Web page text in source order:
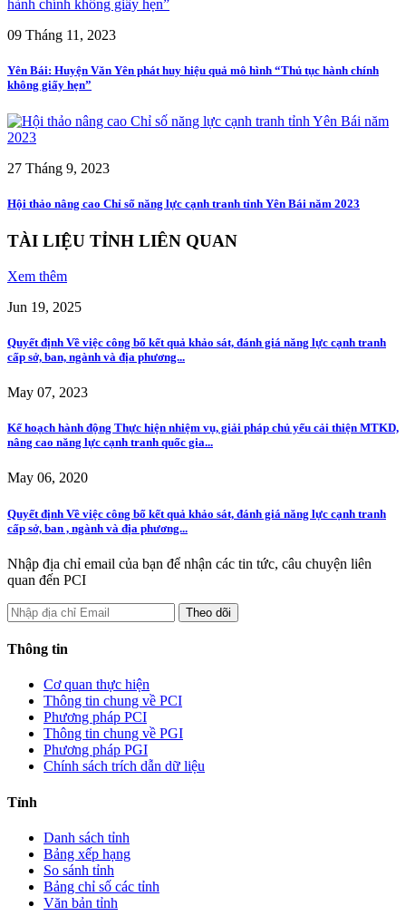
09 Tháng 11, 2023
Yên Bái: Huyện Văn Yên phát huy hiệu quả mô hình “Thủ tục hành chính
không giấy hẹn”
27 Tháng 9, 2023
Hội thảo nâng cao Chỉ số năng lực cạnh tranh tỉnh Yên Bái năm 2023
TÀI LIỆU TỈNH LIÊN QUAN
Xem thêm
Jun 19, 2025
Quyết định Về việc công bố kết quả khảo sát, đánh giá năng lực cạnh tranh
cấp sở, ban, ngành và địa phương...
May 07, 2023
Kế hoạch hành động Thực hiện nhiệm vụ, giải pháp chủ yếu cải thiện MTKD,
nâng cao năng lực cạnh tranh quốc gia...
May 06, 2020
Quyết định Về việc công bố kết quả khảo sát, đánh giá năng lực cạnh tranh
cấp sở, ban , ngành và địa phương...
Nhập địa chỉ email của bạn để nhận các tin tức, câu chuyện liên
quan đến PCI
Thông tin
Cơ quan thực hiện
Thông tin chung về PCI
Phương pháp PCI
Thông tin chung về PGI
Phương pháp PGI
Chính sách trích dẫn dữ liệu
Tỉnh
Danh sách tỉnh
Bảng xếp hạng
So sánh tỉnh
Bảng chỉ số các tỉnh
Văn bản tỉnh